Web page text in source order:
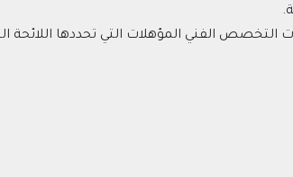
التخصص الفني المؤهلات التي تحددها اللائحة